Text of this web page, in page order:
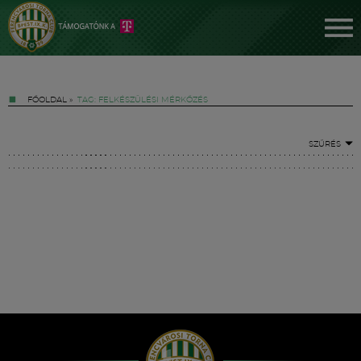
FŐOLDAL » TAG: FELKÉSZÜLÉSI MÉRKŐZÉS
SZŰRÉS
Hírek